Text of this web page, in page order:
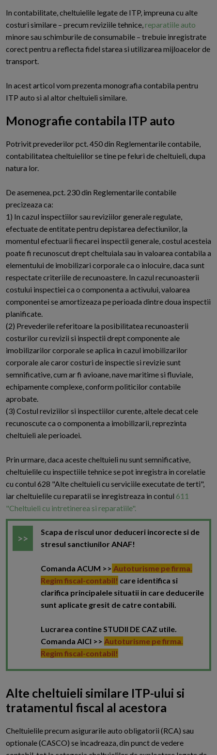
In contabilitate, cheltuielile legate de ITP, impreuna cu alte
costuri similare – precum reviziile tehnice,reparatiile auto
minore sau schimburile de consumabile – trebuie inregistrate
corect pentru a reflecta fidel starea si utilizarea mijloacelor de
transport.
In acest articol vom prezenta monografia contabila pentru
ITP auto si al altor cheltuieli similare.
Monografie contabila ITP auto
Potrivit prevederilor pct. 450 din Reglementarile contabile,
contabilitatea cheltuielilor se tine pe feluri de cheltuieli, dupa
natura lor.
De asemenea, pct. 230 din Reglementarile contabile
precizeaza ca:
1) In cazul inspectiilor sau reviziilor generale regulate,
efectuate de entitate pentru depistarea defectiunilor, la
momentul efectuarii fiecarei inspectii generale, costul acesteia
poate fi recunoscut drept cheltuiala sau in valoarea contabila a
elementului de imobilizari corporale ca o inlocuire, daca sunt
respectate criteriile de recunoastere. In cazul recunoasterii
costului inspectiei ca o componenta a activului, valoarea
componentei se amortizeaza pe perioada dintre doua inspectii
planificate.
(2) Prevederile referitoare la posibilitatea recunoasterii
costurilor cu revizii si inspectii drept componente ale
imobilizarilor corporale se aplica in cazul imobilizarilor
corporale ale caror costuri de inspectie si revizie sunt
semnificative, cum ar fi avioane, nave maritime si fluviale,
echipamente complexe, conform politicilor contabile
aprobate.
(3) Costul reviziilor si inspectiilor curente, altele decat cele
recunoscute ca o componenta a imobilizarii, reprezinta
cheltuieli ale perioadei.
Prin urmare, daca aceste cheltuieli nu sunt semnificative,
cheltuielile cu inspectiile tehnice se pot inregistra in corelatie
cu contul 628 "Alte cheltuieli cu serviciile executate de terti",
iar cheltuielile cu reparatii se inregistreaza in contul 611
"Cheltuieli cu intretinerea si reparatiile".
Scapa de riscul unor deduceri incorecte si de
stresul sanctiunilor ANAF!
Comanda ACUM >> Autoturisme pe firma.
Regim fiscal-contabil! care identifica si
clarifica principalele situatii in care deducerile
sunt aplicate gresit de catre contabili.
Lucrarea contine STUDII DE CAZ utile.
Comanda AICI >> Autoturisme pe firma.
Regim fiscal-contabil!
Alte cheltuieli similare ITP-ului si
tratamentul fiscal al acestora
Cheltuielile precum asigurarile auto obligatorii (RCA) sau
optionale (CASCO) se incadreaza, din punct de vedere